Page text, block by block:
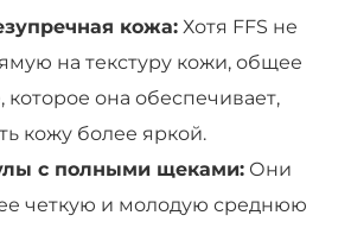
кожа: Хотя FFS не
на текстуру кожи, общее
она обеспечивает,
кожу более яркой.
с полными щеками: Они
четкую и молодую среднюю